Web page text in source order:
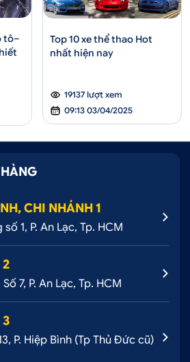
tô–
Top 10 xe thể thao Hot
nhất hiện nay
19137 lượt xem
09:13 03/04/2025
CHI NHÁNH 1
1, P. An Lạc, Tp. HCM
2
7, P. An Lạc, Tp. HCM
3
P. Hiệp Bình (Tp Thủ Đức cũ)